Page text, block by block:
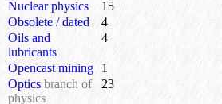
Nuclear physics
15
Obsolete / dated
4
Oils and
lubricants
4
Opencast mining
1
Optics branch of
physics
23